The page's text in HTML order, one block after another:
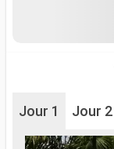
Jour 1 Jour 2